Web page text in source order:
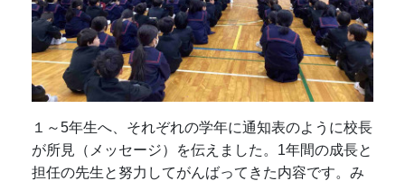
１～5年生へ、それぞれの学年に通知表のように校長
が所見（メッセージ）を伝えました。1年間の成長と
担任の先生と努力してがんばってきた内容です。み